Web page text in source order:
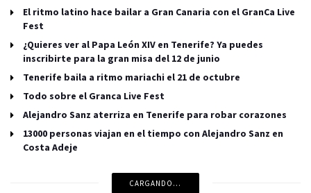
El ritmo latino hace bailar a Gran Canaria con el GranCa Live
Fest
¿Quieres ver al Papa León XIV en Tenerife? Ya puedes
inscribirte para la gran misa del 12 de junio
Tenerife baila a ritmo mariachi el 21 de octubre
Todo sobre el Granca Live Fest
Alejandro Sanz aterriza en Tenerife para robar corazones
13000 personas viajan en el tiempo con Alejandro Sanz en
Costa Adeje
CARGANDO...